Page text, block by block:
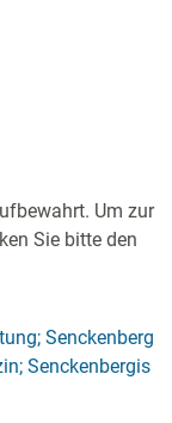
Um zur
Sie bitte den
Senckenberg
Senckenbergis